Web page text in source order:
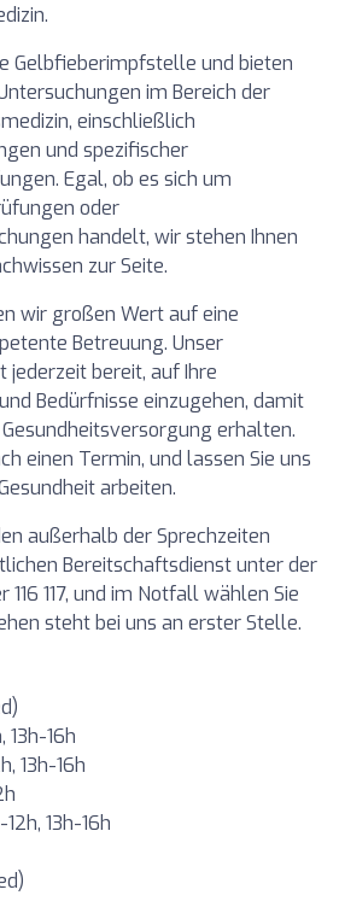
Gelbfieberimpfstelle und bieten
im Bereich der
einschließlich
und spezifischer
Egal, ob es sich um
oder
handelt, wir stehen Ihnen
zur Seite.
wir großen Wert auf eine
Betreuung. Unser
jederzeit bereit, auf Ihre
Bedürfnisse einzugehen, damit
erhalten.
einen Termin, und lassen Sie uns
arbeiten.
außerhalb der Sprechzeiten
Bereitschaftsdienst unter der
117, und im Notfall wählen Sie
steht bei uns an erster Stelle.
13h-16h
13h-16h
13h-16h